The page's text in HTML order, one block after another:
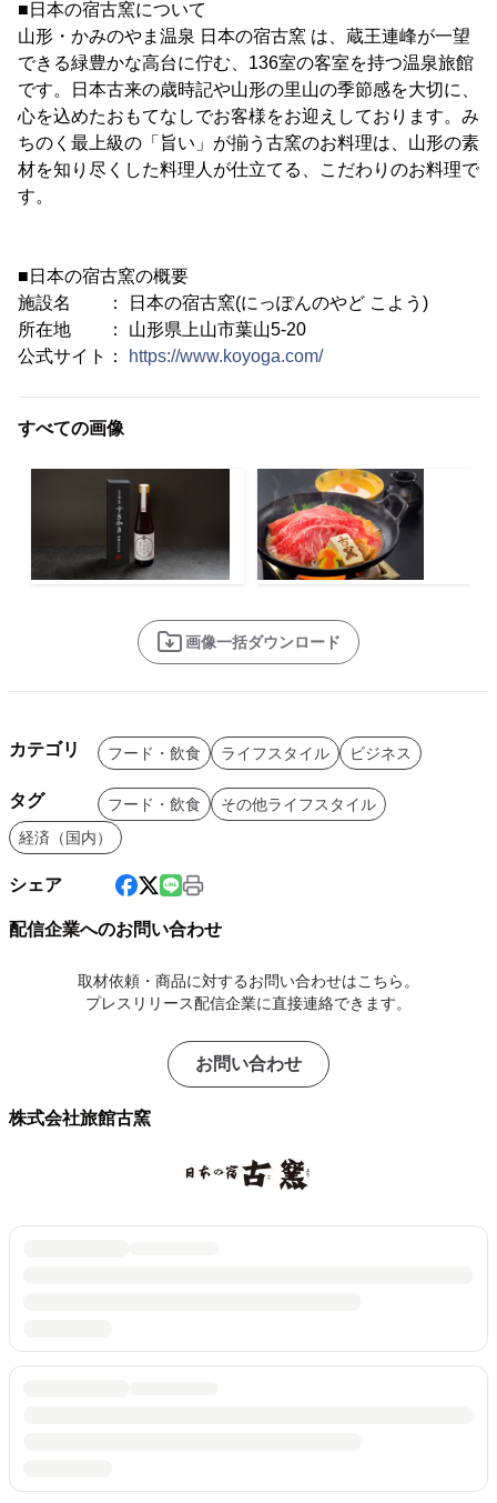
■日本の宿古窯について
山形・かみのやま温泉 日本の宿古窯 は、蔵王連峰が一望
できる緑豊かな高台に佇む、136室の客室を持つ温泉旅館
です。日本古来の歳時記や山形の里山の季節感を大切に、
心を込めたおもてなしでお客様をお迎えしております。み
ちのく最上級の「旨い」が揃う古窯のお料理は、山形の素
材を知り尽くした料理人が仕立てる、こだわりのお料理で
す。
■日本の宿古窯の概要
施設名 ： 日本の宿古窯(にっぽんのやど こよう)
所在地 ： 山形県上山市葉山5-20
公式サイト：
https://www.koyoga.com/
すべての画像
画像一括ダウンロード
カテゴリ フード・飲食 ライフスタイル ビジネス
タグ フード・飲食
その他ライフスタイル
経済（国内）
シェア
配信企業へのお問い合わせ
取材依頼・商品に対するお問い合わせはこちら。
プレスリリース配信企業に直接連絡できます。
お問い合わせ
株式会社旅館古窯